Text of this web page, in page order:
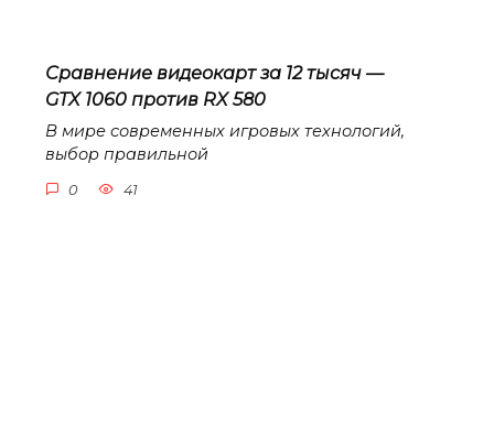
Сравнение видеокарт за 12 тысяч —
GTX 1060 против RX 580
В мире современных игровых технологий,
выбор правильной
0 41